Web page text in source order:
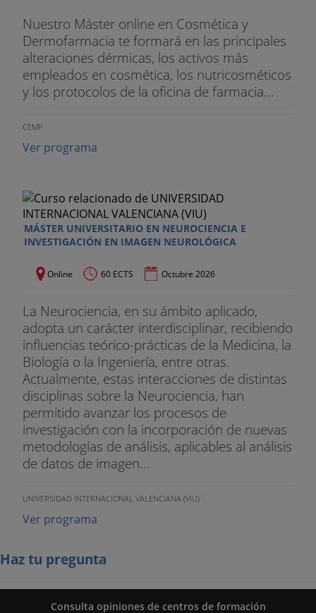
Nuestro Máster online en Cosmética y
Dermofarmacia te formará en las principales
alteraciones dérmicas, los activos más
empleados en cosmética, los nutricosméticos
y los protocolos de la oficina de farmacia...
CEMP
Ver programa
MÁSTER UNIVERSITARIO EN NEUROCIENCIA E
INVESTIGACIÓN EN IMAGEN NEUROLÓGICA
Online 60 ECTS Octubre 2026
La Neurociencia, en su ámbito aplicado,
adopta un carácter interdisciplinar, recibiendo
influencias teórico-prácticas de la Medicina, la
Biología o la Ingeniería, entre otras.
Actualmente, estas interacciones de distintas
disciplinas sobre la Neurociencia, han
permitido avanzar los procesos de
investigación con la incorporación de nuevas
metodologías de análisis, aplicables al análisis
de datos de imagen...
UNIVERSIDAD INTERNACIONAL VALENCIANA (VIU)
Ver programa
Haz tu pregunta
Consulta opiniones de centros de formación